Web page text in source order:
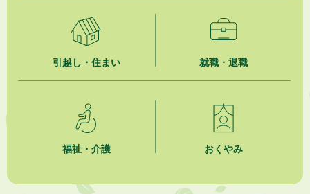
夏季休暇期間 開業医等診療予定
2026年8月3日
「水道カルテ」の公表について
企業版ふるさと納税（地方創生応援税制）のお願い
引越し・住まい 就職・退職
福祉・介護 おくやみ